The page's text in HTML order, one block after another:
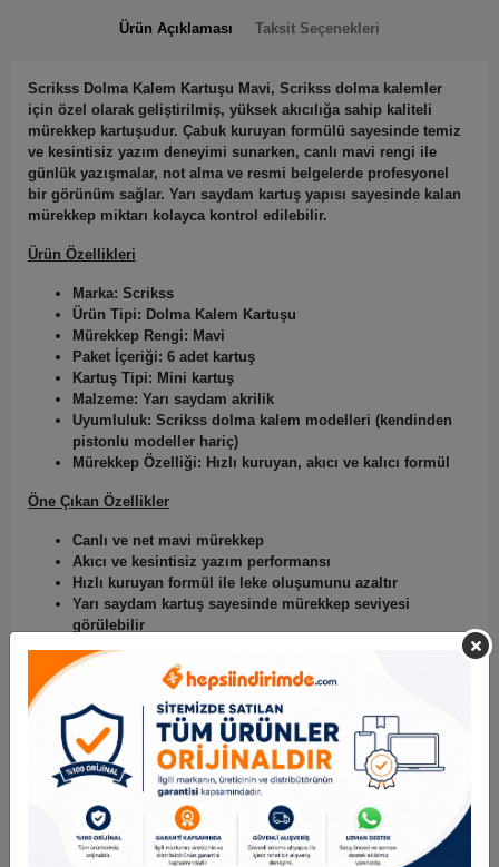
Ürün Açıklaması Taksit Seçenekleri
Scrikss Dolma Kalem Kartuşu Mavi, Scrikss dolma kalemler
için özel olarak geliştirilmiş, yüksek akıcılığa sahip kaliteli
mürekkep kartuşudur. Çabuk kuruyan formülü sayesinde temiz
ve kesintisiz yazım deneyimi sunarken, canlı mavi rengi ile
günlük yazışmalar, not alma ve resmi belgelerde profesyonel
bir görünüm sağlar. Yarı saydam kartuş yapısı sayesinde kalan
mürekkep miktarı kolayca kontrol edilebilir.
Ürün Özellikleri
Marka: Scrikss
Ürün Tipi: Dolma Kalem Kartuşu
Mürekkep Rengi: Mavi
Paket İçeriği: 6 adet kartuş
Kartuş Tipi: Mini kartuş
Malzeme: Yarı saydam akrilik
Uyumluluk: Scrikss dolma kalem modelleri (kendinden
pistonlu modeller hariç)
Mürekkep Özelliği: Hızlı kuruyan, akıcı ve kalıcı formül
Öne Çıkan Özellikler
Canlı ve net mavi mürekkep
Akıcı ve kesintisiz yazım performansı
Hızlı kuruyan formül ile leke oluşumunu azaltır
Yarı saydam kartuş sayesinde mürekkep seviyesi
görülebilir
Kolay takılıp çıkarılabilen pratik tasarım
Günlük ve profesyonel kullanıma uygun
Scrikss dolma kalemlerle tam uyumlu yapı
Kullanım Alanları
Günlük not alma
Resmi yazışmalar
Ofis kullanımı
Okul ve eğitim
İmza ve belge doldurma